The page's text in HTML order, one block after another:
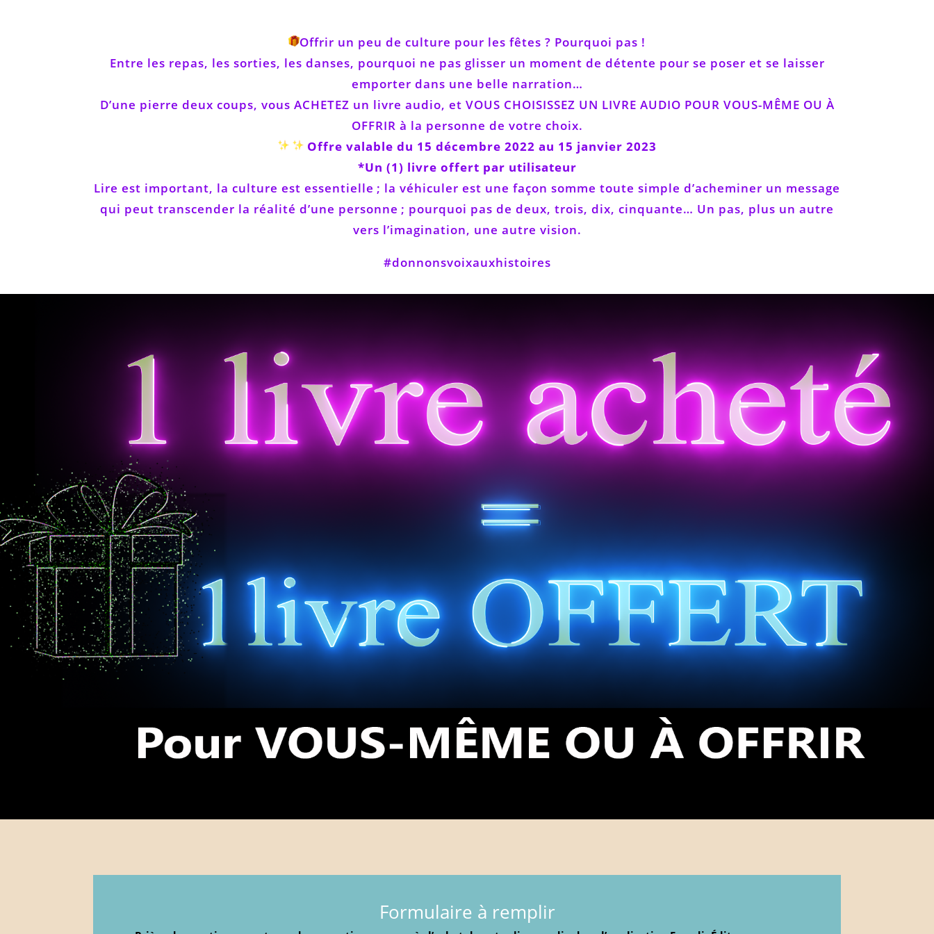
Offrir un peu de culture pour les fêtes ? Pourquoi pas !
Entre les repas, les sorties, les danses, pourquoi ne pas glisser un moment de détente pour se poser et se laisser
emporter dans une belle narration…
D’une pierre deux coups, vous ACHETEZ un livre audio, et VOUS CHOISISSEZ UN LIVRE AUDIO POUR VOUS-MÊME OU À
OFFRIR à la personne de votre choix.
Offre valable du 15 décembre 2022 au 15 janvier 2023
*Un (1) livre offert par utilisateur
Lire est important, la culture est essentielle ; la véhiculer est une façon somme toute simple d’acheminer un message
qui peut transcender la réalité d’une personne ; pourquoi pas de deux, trois, dix, cinquante… Un pas, plus un autre
vers l’imagination, une autre vision.
#donnonsvoixauxhistoires
Formulaire à remplir